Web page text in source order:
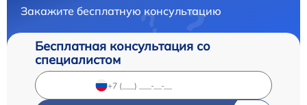
Закажите бесплатную консультацию
Бесплатная консультация со
специалистом